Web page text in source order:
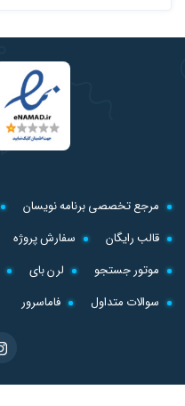
مرجع تخصصی برنامه نویسان
قالب رایگان
سفارش پروژه
موتور جستجو
لرن بای
سوالات متداول
فاماسرور